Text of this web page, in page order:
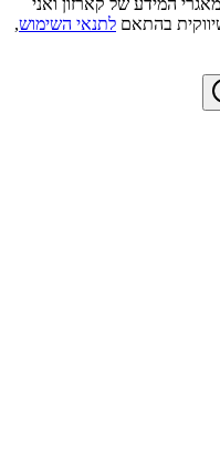
בהתאם לתנאי השימוש,